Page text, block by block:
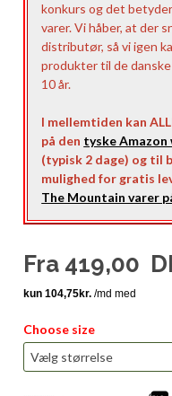
konkurs og det
varer. Vi håber, at der
distributør, så vi igen
produkter til de
10 år.
I mellemtiden kan
på den tyske Amazon
(typisk 2 dage) og til
mulighed for gratis
The Mountain varer
Fra 419,00
Choose size